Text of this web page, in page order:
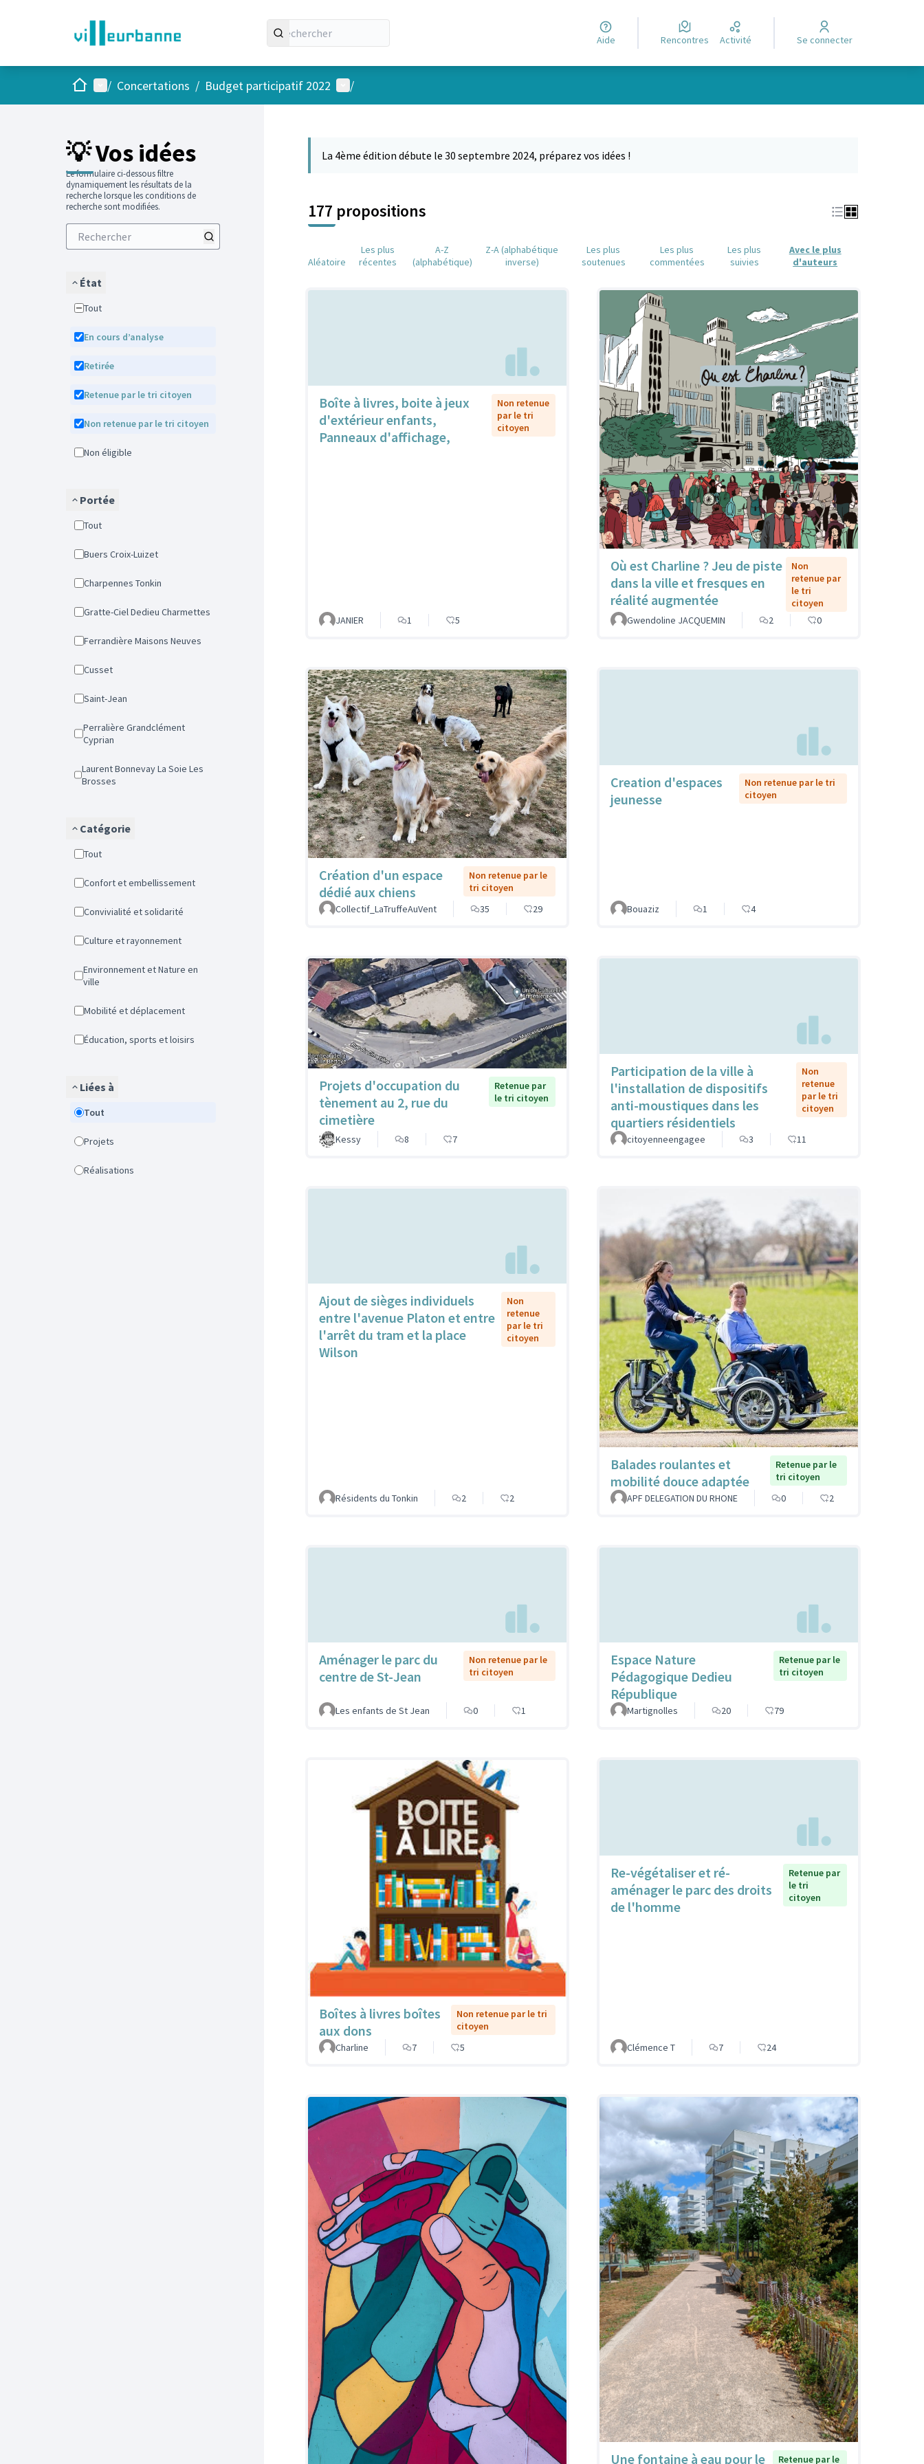
Aide Rencontres Activité Se connecter
AccueilMenu principal
/ Concertations / Budget participatif 2022 Menu utilisateur
/
💡 Vos idées
Le formulaire ci-dessous filtre
dynamiquement les résultats de la
recherche lorsque les conditions de
recherche sont modifiées.
État
Tout
En cours d’analyse
Retirée
Retenue par le tri citoyen
Non retenue par le tri citoyen
Non éligible
Portée
Tout
Buers Croix-Luizet
Charpennes Tonkin
Gratte-Ciel Dedieu Charmettes
Ferrandière Maisons Neuves
Cusset
Saint-Jean
Perralière Grandclément
Cyprian
Laurent Bonnevay La Soie Les
Brosses
Catégorie
Tout
Confort et embellissement
Convivialité et solidarité
Culture et rayonnement
Environnement et Nature en
ville
Mobilité et déplacement
Éducation, sports et loisirs
Liées à
Tout
Projets
Réalisations
La 4ème édition débute le 30 septembre 2024, préparez vos idées !
177 propositions
Aléatoire
Les plus
récentes
A-Z
(alphabétique)
Z-A (alphabétique
inverse)
Les plus
soutenues
Les plus
commentées
Les plus
suivies
Avec le plus
d'auteurs
Boîte à livres, boite à jeux
d'extérieur enfants,
Panneaux d'affichage,
Non retenue
par le tri
citoyen
JANIER 1 5
Où est Charline ? Jeu de piste
dans la ville et fresques en
réalité augmentée
Non
retenue par
le tri
citoyen
Gwendoline JACQUEMIN
2 0
Création d'un espace
dédié aux chiens
Non retenue par le
tri citoyen
Collectif_LaTruffeAuVent
35 29
Creation d'espaces
jeunesse
Non retenue par le tri
citoyen
Bouaziz 1 4
Projets d'occupation du
tènement au 2, rue du
cimetière
Retenue par
le tri citoyen
Kessy 8 7
Participation de la ville à
l'installation de dispositifs
anti-moustiques dans les
quartiers résidentiels
Non
retenue
par le tri
citoyen
citoyenneengagee 3 11
Ajout de sièges individuels
entre l'avenue Platon et entre
l'arrêt du tram et la place
Wilson
Non
retenue
par le tri
citoyen
Résidents du Tonkin 2 2
Balades roulantes et
mobilité douce adaptée
Retenue par le
tri citoyen
APF DELEGATION DU RHONE
0 2
Aménager le parc du
centre de St-Jean
Non retenue par le
tri citoyen
Les enfants de St Jean 0 1
Espace Nature
Pédagogique Dedieu
République
Retenue par le
tri citoyen
Martignolles 20 79
Boîtes à livres boîtes
aux dons
Non retenue par le tri
citoyen
Charline
7 5
Re-végétaliser et ré-
aménager le parc des droits
de l'homme
Retenue par
le tri
citoyen
Clémence T 7 24
Une fontaine à eau pour le Retenue par le